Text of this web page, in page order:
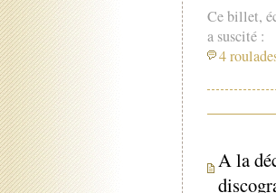
Ce billet,
a suscité :
4
A la